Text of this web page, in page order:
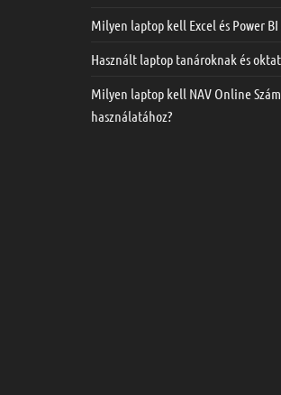
Milyen laptop kell Excel és Power
Használt laptop tanároknak és
Milyen laptop kell NAV Online
használatához?